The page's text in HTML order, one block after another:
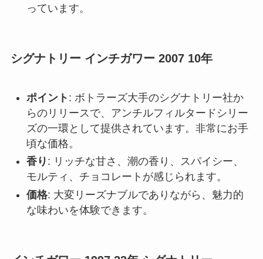
っています。
シグナトリー インチガワー 2007 10年
ポイント : ボトラーズ大手のシグナトリー社か
らのリリースで、アンチルフィルタードシリー
ズの一環として提供されています。非常にお手
頃な価格。
香り : リッチな甘さ、潮の香り、スパイシー、
モルティ、チョコレートが感じられます。
価格: 大変リーズナブルでありながら、魅力的
な味わいを体験できます。